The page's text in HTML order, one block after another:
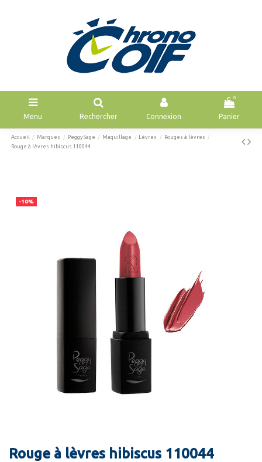
Menu Rechercher Connexion
0
Panier
Accueil Marques Peggy Sage Maquillage Lèvres
Rouges à lèvres
Rouge à lèvres hibiscus 110044
-10%
Rouge à lèvres hibiscus 110044